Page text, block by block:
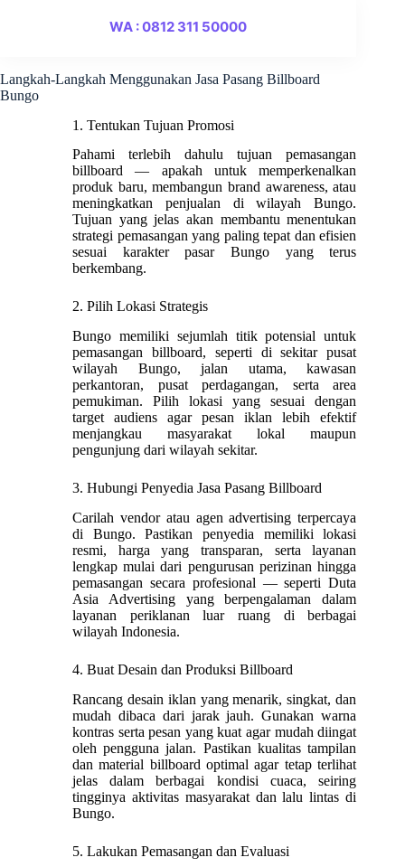
WA : 0812 311 50000
Langkah-Langkah Menggunakan Jasa Pasang Billboard
Bungo
1. Tentukan Tujuan Promosi
Pahami terlebih dahulu tujuan pemasangan
billboard — apakah untuk memperkenalkan
produk baru, membangun brand awareness, atau
meningkatkan penjualan di wilayah Bungo.
Tujuan yang jelas akan membantu menentukan
strategi pemasangan yang paling tepat dan efisien
sesuai karakter pasar Bungo yang terus
berkembang.
2. Pilih Lokasi Strategis
Bungo memiliki sejumlah titik potensial untuk
pemasangan billboard, seperti di sekitar pusat
wilayah Bungo, jalan utama, kawasan
perkantoran, pusat perdagangan, serta area
pemukiman. Pilih lokasi yang sesuai dengan
target audiens agar pesan iklan lebih efektif
menjangkau masyarakat lokal maupun
pengunjung dari wilayah sekitar.
3. Hubungi Penyedia Jasa Pasang Billboard
Carilah vendor atau agen advertising terpercaya
di Bungo. Pastikan penyedia memiliki lokasi
resmi, harga yang transparan, serta layanan
lengkap mulai dari pengurusan perizinan hingga
pemasangan secara profesional — seperti Duta
Asia Advertising yang berpengalaman dalam
layanan periklanan luar ruang di berbagai
wilayah Indonesia.
4. Buat Desain dan Produksi Billboard
Rancang desain iklan yang menarik, singkat, dan
mudah dibaca dari jarak jauh. Gunakan warna
kontras serta pesan yang kuat agar mudah diingat
oleh pengguna jalan. Pastikan kualitas tampilan
dan material billboard optimal agar tetap terlihat
jelas dalam berbagai kondisi cuaca, seiring
tingginya aktivitas masyarakat dan lalu lintas di
Bungo.
5. Lakukan Pemasangan dan Evaluasi